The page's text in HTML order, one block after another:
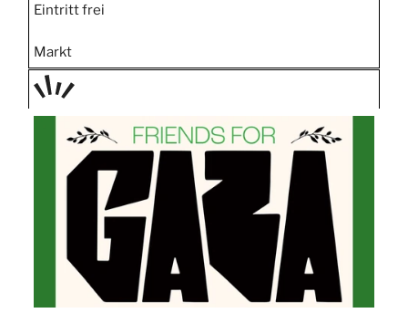
Eintritt frei
Markt
TAGE
STIPP